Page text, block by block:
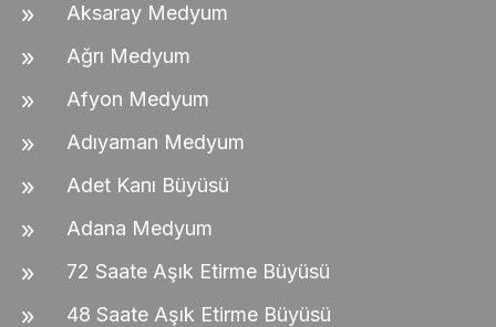
Aksaray Medyum
Ağrı Medyum
Afyon Medyum
Adıyaman Medyum
Adet Kanı Büyüsü
Adana Medyum
72 Saate Aşık Etirme Büyüsü
48 Saate Aşık Etirme Büyüsü